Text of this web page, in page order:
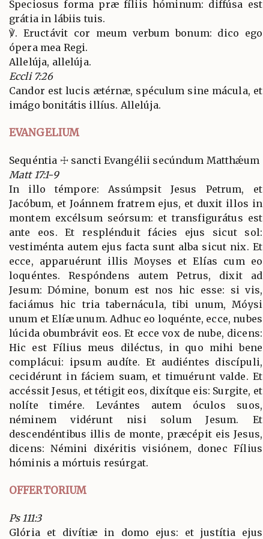
Speciosus forma præ fíliis hóminum: diffúsa est
grátia in lábiis tuis.
℣. Eructávit cor meum verbum bonum: dico ego
ópera mea Regi.
Allelúja, allelúja.
Eccli 7:26
Candor est lucis ætérnæ, spéculum sine mácula, et
imágo bonitátis illíus. Allelúja.
EVANGELIUM
Sequéntia ☩ sancti Evangélii secúndum Matthǽum
Matt 17:1-9
In illo témpore: Assúmpsit Jesus Petrum, et
Jacóbum, et Joánnem fratrem ejus, et duxit illos in
montem excélsum seórsum: et transfigurátus est
ante eos. Et resplénduit fácies ejus sicut sol:
vestiménta autem ejus facta sunt alba sicut nix. Et
ecce, apparuérunt illis Moyses et Elías cum eo
loquéntes. Respóndens autem Petrus, dixit ad
Jesum: Dómine, bonum est nos hic esse: si vis,
faciámus hic tria tabernácula, tibi unum, Móysi
unum et Elíæ unum. Adhuc eo loquénte, ecce, nubes
lúcida obumbrávit eos. Et ecce vox de nube, dicens:
Hic est Fílius meus diléctus, in quo mihi bene
complácui: ipsum audíte. Et audiéntes discípuli,
cecidérunt in fáciem suam, et timuérunt valde. Et
accéssit Jesus, et tétigit eos, dixítque eis: Surgite, et
nolíte timére. Levántes autem óculos suos,
néminem vidérunt nisi solum Jesum. Et
descendéntibus illis de monte, præcépit eis Jesus,
dicens: Némini dixéritis visiónem, donec Fílius
hóminis a mórtuis resúrgat.
OFFERTORIUM
Ps 111:3
Glória et divítiæ in domo ejus: et justítia ejus